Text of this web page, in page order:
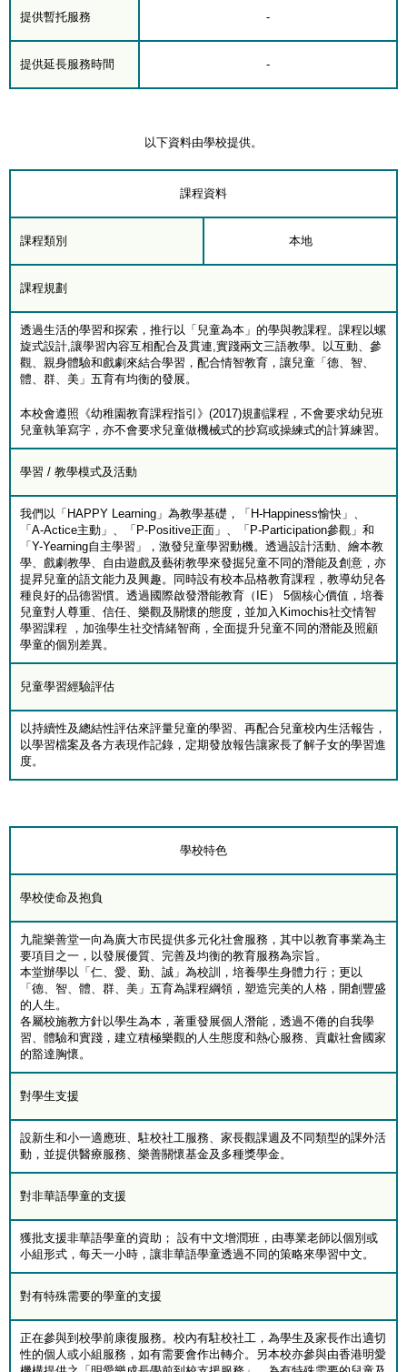
提供暫托服務 -
提供延長服務時間 -
以下資料由學校提供。
課程資料
課程類別 本地
課程規劃
透過生活的學習和探索，推行以「兒童為本」的學與教課程。課程以螺
旋式設計,讓學習內容互相配合及貫連,實踐兩文三語教學。以互動、參
觀、親身體驗和戲劇來結合學習，配合情智教育，讓兒童「德、智、
體、群、美」五育有均衡的發展。
本校會遵照《幼稚園教育課程指引》(2017)規劃課程，不會要求幼兒班
兒童執筆寫字，亦不會要求兒童做機械式的抄寫或操練式的計算練習。
學習 / 教學模式及活動
我們以「HAPPY Learning」為教學基礎，「H-Happiness愉快」、
「A-Actice主動」、「P-Positive正面」、「P-Participation參觀」和
「Y-Yearning自主學習」，激發兒童學習動機。透過設計活動、繪本教
學、戲劇教學、自由遊戲及藝術教學來發掘兒童不同的潛能及創意，亦
提昇兒童的語文能力及興趣。同時設有校本品格教育課程，教導幼兒各
種良好的品德習慣。透過國際啟發潛能教育（IE） 5個核心價值，培養
兒童對人尊重、信任、樂觀及關懷的態度，並加入Kimochis社交情智
學習課程 ，加強學生社交情緒智商，全面提升兒童不同的潛能及照顧
學童的個別差異。
兒童學習經驗評估
以持續性及總結性評估來評量兒童的學習、再配合兒童校內生活報告，
以學習檔案及各方表現作記錄，定期發放報告讓家長了解子女的學習進
度。
學校特色
學校使命及抱負
九龍樂善堂一向為廣大市民提供多元化社會服務，其中以教育事業為主
要項目之一，以發展優質、完善及均衡的教育服務為宗旨。
本堂辦學以「仁、愛、勤、誠」為校訓，培養學生身體力行；更以
「德、智、體、群、美」五育為課程綱領，塑造完美的人格，開創豐盛
的人生。
各屬校施教方針以學生為本，著重發展個人潛能，透過不倦的自我學
習、體驗和實踐，建立積極樂觀的人生態度和熱心服務、貢獻社會國家
的豁達胸懷。
對學生支援
設新生和小一適應班、駐校社工服務、家長觀課週及不同類型的課外活
動，並提供醫療服務、樂善關懷基金及多種獎學金。
對非華語學童的支援
獲批支援非華語學童的資助； 設有中文增潤班，由專業老師以個別或
小組形式，每天一小時，讓非華語學童透過不同的策略來學習中文。
對有特殊需要的學童的支援
正在參與到校學前康復服務。校內有駐校社工，為學生及家長作出適切
性的個人或小組服務，如有需要會作出轉介。另本校亦參與由香港明愛